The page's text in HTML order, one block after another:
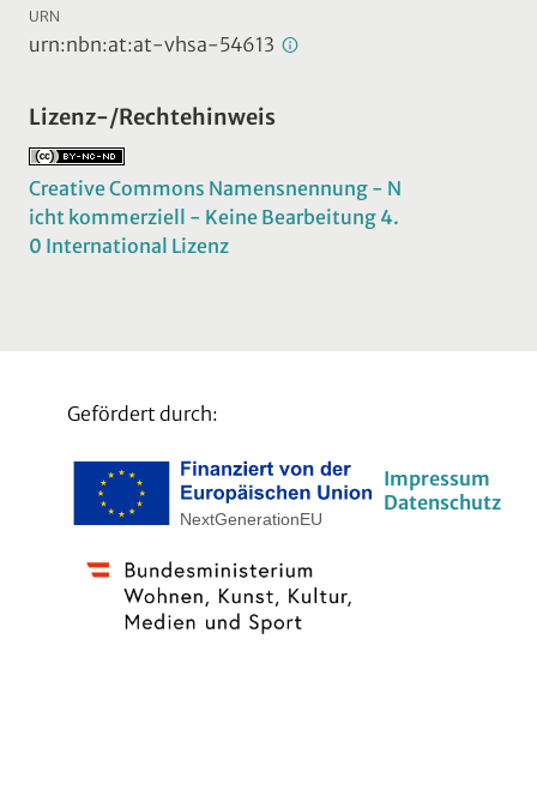
URN
urn:nbn:at:at-vhsa-54613
Lizenz-/Rechtehinweis
Creative Commons Namensnennung - N
icht kommerziell - Keine Bearbeitung 4.
0 International Lizenz
Gefördert durch:
Impressum
Datenschutz